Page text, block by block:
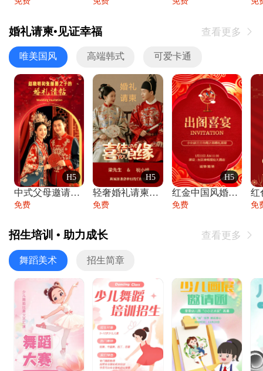
婚礼请柬•见证幸福 查看更多 
唯美国风 高端韩式 可爱卡通
H5
中式父母邀请函婚礼结婚请柬请贴父母邀请方
免费
H5
轻奢婚礼请柬婚礼邀请函结婚照请帖
免费
H5
红金中国风婚礼请柬出阁喜宴嫁女请帖出阁宴
免费 免
招生培训 • 助力成长 查看更多 
舞蹈美术 招生简章